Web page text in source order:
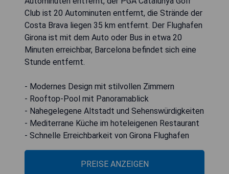
Club ist 20 Autominuten entfernt, die Strände der
Costa Brava liegen 35 km entfernt. Der Flughafen
Girona ist mit dem Auto oder Bus in etwa 20
Minuten erreichbar, Barcelona befindet sich eine
Stunde entfernt.
- Modernes Design mit stilvollen Zimmern
- Rooftop-Pool mit Panoramablick
- Nahegelegene Altstadt und Sehenswürdigkeiten
- Mediterrane Küche im hoteleigenen Restaurant
- Schnelle Erreichbarkeit von Girona Flughafen
PREISE ANZEIGEN